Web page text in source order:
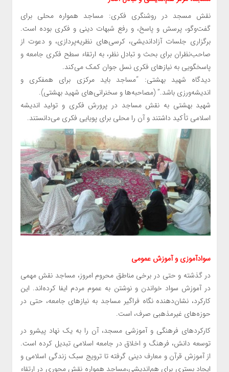
نقش مسجد در روشنگری فکری: مساجد همواره محلی برای
گفت‌وگو، پرسش و پاسخ، و رفع شبهات دینی و فکری بوده است.
برگزاری جلسات آزاداندیشی، کرسی‌های نظریه‌پردازی، و دعوت از
صاحب‌نظران برای بحث و تبادل نظر، به ارتقاء سطح فکری جامعه و
پاسخگویی به نیازهای فکری نسل جوان کمک می‌کند.
دیدگاه شهید بهشتی: “مساجد باید مرکزی برای همفکری و
اندیشه‌ورزی باشد.” (مصاحبه‌ها و سخنرانی‌های شهید بهشتی).
شهید بهشتی به نقش مساجد در پرورش فکری و تولید اندیشه
اسلامی تأکید داشتند و آن را محلی برای پویایی فکری می‌دانستند.
سوادآموزی و آموزش عمومی
در گذشته و حتی در برخی مناطق محروم امروز، مساجد نقش مهمی
در آموزش سواد خواندن و نوشتن به عموم مردم ایفا کرده‌اند. این
کارکرد، نشان‌دهنده نگاه فراگیر مساجد به نیازهای جامعه، حتی در
حوزه‌های غیرمذهبی صرف، است.
کارکردهای فرهنگی و آموزشی مسجد، آن را به یک نهاد پیشرو در
توسعه دانش، فرهنگ و اخلاق در جامعه اسلامی تبدیل کرده است.
از آموزش قرآن و معارف دینی گرفته تا ترویج سبک زندگی اسلامی و
ایجاد بستری برای هم‌اندیشی،مساجد همواره نقش محوری در ارتقاء